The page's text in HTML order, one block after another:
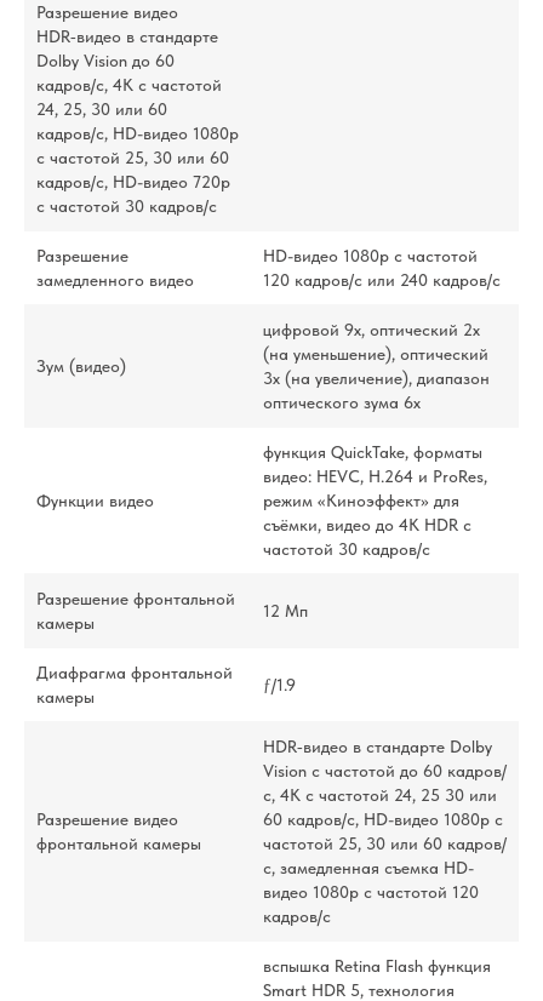
Разрешение видео
HDR‑видео в стандарте
Dolby Vision до 60
кадров/ с, 4K с частотой
24, 25, 30 или 60
кадров/ с, HD-видео 1080p
с частотой 25, 30 или 60
кадров/ с, HD-видео 720p
с частотой 30 кадров/ с
Разрешение
замедленного видео
HD-видео 1080р c частотой
120 кадров/ с или 240 кадров/ с
Зум (видео)
цифровой 9х, оптический 2x
(на уменьшение), оптический
3x (на увеличение), диапазон
оптического зума 6x
Функции видео
функция QuickTake, форматы
видео: HEVC, H.264 и ProRes,
режим «Киноэффект» для
съёмки, видео до 4K HDR с
частотой 30 кадров/с
Разрешение фронтальной
камеры
12 Мп
Диафрагма фронтальной
камеры
ƒ/1.9
Разрешение видео
фронтальной камеры
HDR‑видео в стандарте Dolby
Vision с частотой до 60 кадров/
с, 4K с частотой 24, 25 30 или
60 кадров/с, HD-видео 1080p с
частотой 25, 30 или 60 кадров/
с, замедленная съемка HD-
видео 1080p с частотой 120
кадров/с
вспышка Retina Flash функция
Smart HDR 5, технология